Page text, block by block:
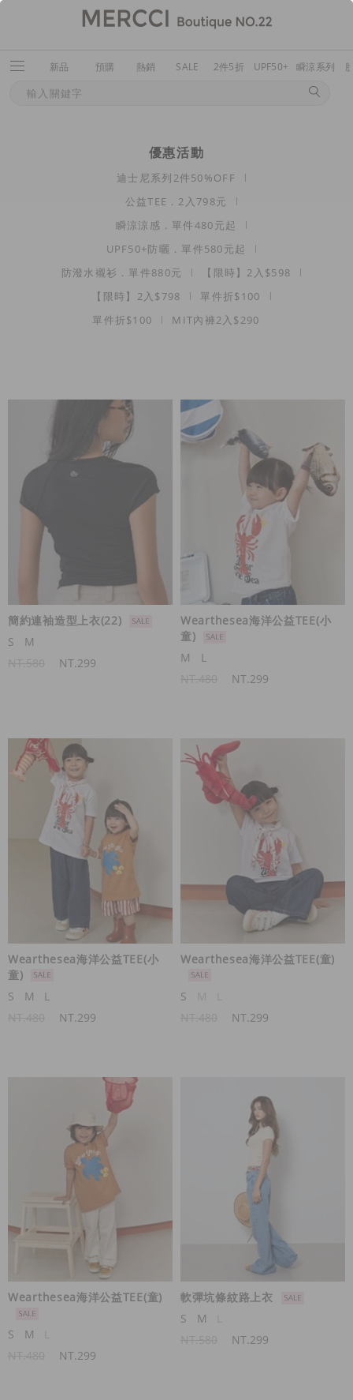
新品 預購 熱銷 SALE 2件5折 UPF50+ 瞬涼系列
優惠活動
迪士尼系列2件50%OFF
公益TEE．2入798元
瞬涼涼感．單件480元起
UPF50+防曬．單件580元起
防潑水襯衫．單件880元
【限時】2入$598
【限時】2入$798
單件折$100
單件折$100
MIT內褲2入$290
簡約連袖造型上衣(22)
S
M
NT.299
Wearthesea海洋公益TEE(小
童)
M
L
NT.299
Wearthesea海洋公益TEE(小
童)
S
M
L
NT.299
Wearthesea海洋公益TEE(童)
S
NT.299
Wearthesea海洋公益TEE(童)
S M
NT.299
軟彈坑條紋路上衣
S
M
NT.299